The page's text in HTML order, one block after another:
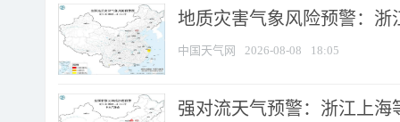
地质灾害气象风险预警：
中国天气网 2026-08-08 18:05
强对流天气预警：浙江上海